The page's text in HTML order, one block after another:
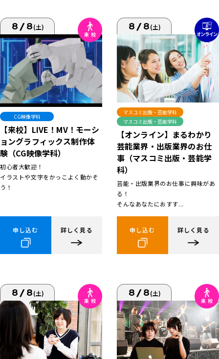
8/8(土)
CG映像学科
【来校】LIVE！MV！モーシ
ョングラフィックス制作体
験（CG映像学科）
初心者大歓迎！
イラストや文字をかっこよく動かそ
う！
申し込む 詳しく見る
8/8(土)
マスコミ出版・芸能学科
マスコミ出版・芸能学科
【オンライン】まるわかり
芸能業界・出版業界のお仕
事（マスコミ出版・芸能学
科）
芸能・出版業界のお仕事に興味があ
る！
そんなあなたにおすす...
申し込む 詳しく見る
8/8(土) 8/8(土)